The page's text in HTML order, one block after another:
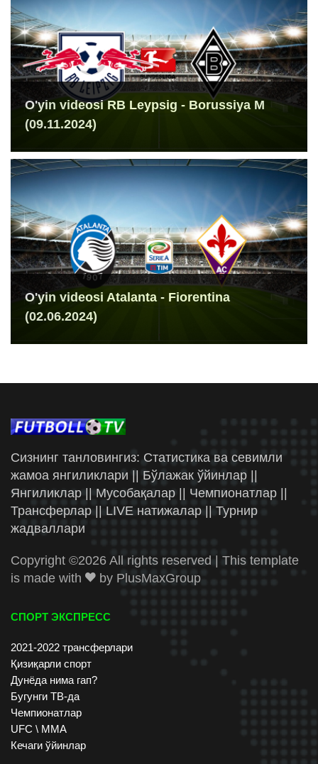
O'yin videosi RB Leypsig - Borussiya M
(09.11.2024)
O'yin videosi Atalanta - Fiorentina
(02.06.2024)
Сизнинг танловингиз: Статистика ва севимли
жамоа янгиликлари || Бўлажак ўйинлар ||
Янгиликлар || Мусобақалар || Чемпионатлар ||
Трансферлар || LIVE натижалар || Турнир
жадваллари
Copyright ©2026 All rights reserved | This template
is made with
by PlusMaxGroup
СПОРТ ЭКСПРЕСС
2021-2022 трансферлари
Қизиқарли спорт
Дунёда нима гап?
Бугунги ТВ-да
Чемпионатлар
UFC \ ММА
Кечаги ўйинлар